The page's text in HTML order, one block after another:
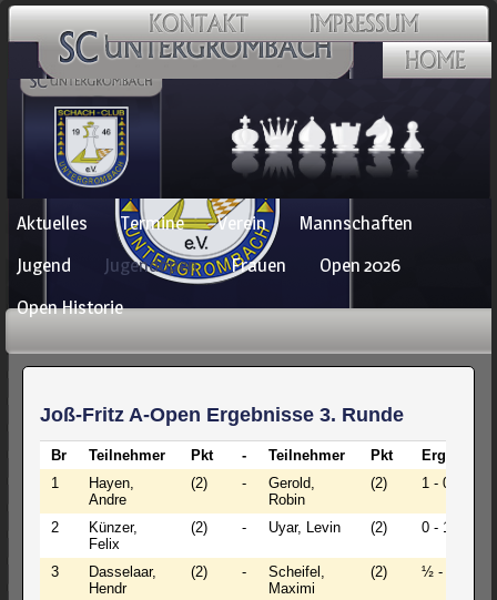
Navigation
überspringen
Aktuelles Termine Verein
Mannschaften
Jugend
Jugendopen Frauen
Open 2026
Open Historie
Joß-Fritz A-Open Ergebnisse 3. Runde
Br Teilnehmer Pkt - Teilnehmer Pkt
Ergebnis
1
Hayen,
Andre
(2) -
Gerold,
Robin
(2) 1 - 0
2
Künzer,
Felix
(2) - Uyar, Levin (2) 0 - 1
3
Dasselaar,
Hendr
(2) -
Scheifel,
Maximi
(2) ½ - ½